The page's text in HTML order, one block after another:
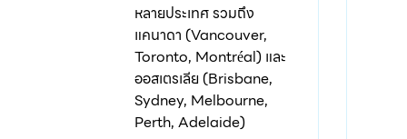
หลายประเทศ รวมถึง
แคนาดา (Vancouver,
Toronto, Montréal) และ
ออสเตรเลีย (Brisbane,
Sydney, Melbourne,
Perth, Adelaide)